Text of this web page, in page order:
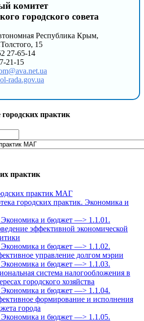
комитет
городского совета
Республика Крым,
15
27-65-14
21-15
rada.gov.ua
практик
практик
практик МАГ
городских практик. Экономика и
Экономика и бюджет —> 1.1.01.
эффективной экономической
Экономика и бюджет —> 1.1.02.
управление долгом мэрии
Экономика и бюджет —> 1.1.03.
система налогообложения в
городского хозяйства
Экономика и бюджет —> 1.1.04.
формирование и исполнения
города
Экономика и бюджет —> 1.1.05.